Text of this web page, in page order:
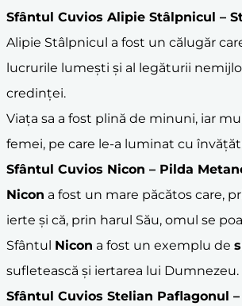
Sfântul Cuvios Alipie Stâlpnicul –
Alipie Stâlpnicul a fost un călugăr
lucrurile lumești și al legăturii
credinței.
Viața sa a fost plină de minuni, iar
femei, pe care le-a luminat cu
Sfântul Cuvios Nicon – Pilda
Nicon a fost un mare păcătos care,
ierte și că, prin harul Său, omul se
Sfântul Nicon a fost un exemplu de
sufletească și iertarea lui Dumnezeu.
Sfântul Cuvios Stelian Paflagonul